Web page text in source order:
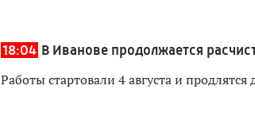
18:04 В Иванове продолжается
Работы стартовали 4 августа и продлятся